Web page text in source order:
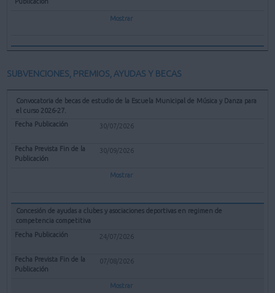
Mostrar
SUBVENCIONES, PREMIOS, AYUDAS Y BECAS
Convocatoria de becas de estudio de la Escuela Municipal de Música y Danza para
el curso 2026-27.
30/07/2026
30/09/2026
Mostrar
Concesión de ayudas a clubes y asociaciones deportivas en regimen de
competencia competitiva
24/07/2026
07/08/2026
Mostrar